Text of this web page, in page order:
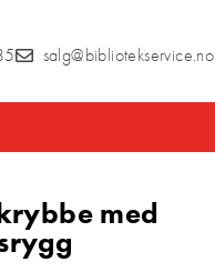
salg@bibliotekservice.no
med